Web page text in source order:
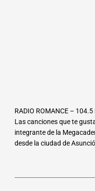
RADIO ROMANCE – 104.5
Las canciones que te
integrante de la
desde la ciudad de